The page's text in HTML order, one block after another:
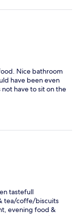
Nice bathroom
have been even
not have to sit on the
tastefull
tea/coffe/biscuits
evening food &